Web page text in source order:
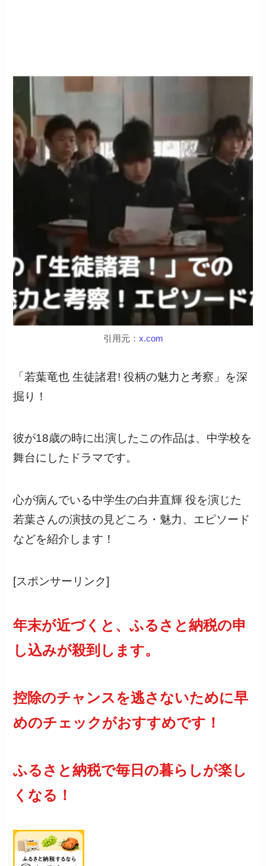
引用元： x.com
「若葉竜也 生徒諸君! 役柄の魅力と考察」を深
掘り！
彼が18歳の時に出演したこの作品は、中学校を
舞台にしたドラマです。
心が病んでいる中学生の白井直輝 役を演じた
若葉さんの演技の見どころ・魅力、エピソード
などを紹介します！
[スポンサーリンク]
年末が近づくと、ふるさと納税の申
し込みが殺到します。
控除のチャンスを逃さないために早
めのチェックがおすすめです！
ふるさと納税で毎日の暮らしが楽し
くなる！